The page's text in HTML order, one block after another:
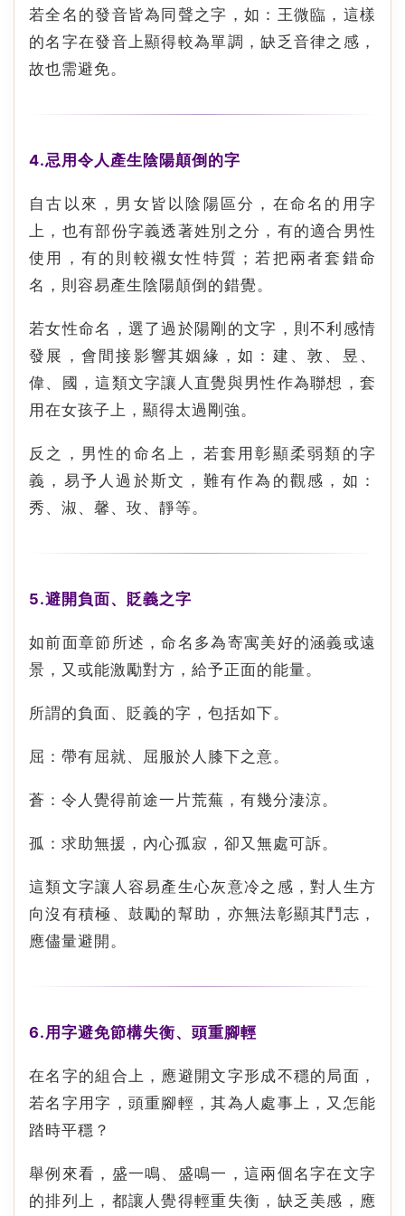
若全名的發音皆為同聲之字，如：王微臨，這樣
的名字在發音上顯得較為單調，缺乏音律之感，
故也需避免。
4.忌用令人產生陰陽顛倒的字
自古以來，男女皆以陰陽區分，在命名的用字
上，也有部份字義透著姓別之分，有的適合男性
使用，有的則較襯女性特質；若把兩者套錯命
名，則容易產生陰陽顛倒的錯覺。
若女性命名，選了過於陽剛的文字，則不利感情
發展，會間接影響其姻緣，如：建、敦、昱、
偉、國，這類文字讓人直覺與男性作為聯想，套
用在女孩子上，顯得太過剛強。
反之，男性的命名上，若套用彰顯柔弱類的字
義，易予人過於斯文，難有作為的觀感，如：
秀、淑、馨、玫、靜等。
5.避開負面、貶義之字
如前面章節所述，命名多為寄寓美好的涵義或遠
景，又或能激勵對方，給予正面的能量。
所謂的負面、貶義的字，包括如下。
屈：帶有屈就、屈服於人膝下之意。
蒼：令人覺得前途一片荒蕪，有幾分淒涼。
孤：求助無援，內心孤寂，卻又無處可訴。
這類文字讓人容易產生心灰意冷之感，對人生方
向沒有積極、鼓勵的幫助，亦無法彰顯其鬥志，
應儘量避開。
6.用字避免節構失衡、頭重腳輕
在名字的組合上，應避開文字形成不穩的局面，
若名字用字，頭重腳輕，其為人處事上，又怎能
踏時平穩？
舉例來看，盛一鳴、盛鳴一，這兩個名字在文字
的排列上，都讓人覺得輕重失衡，缺乏美感，應